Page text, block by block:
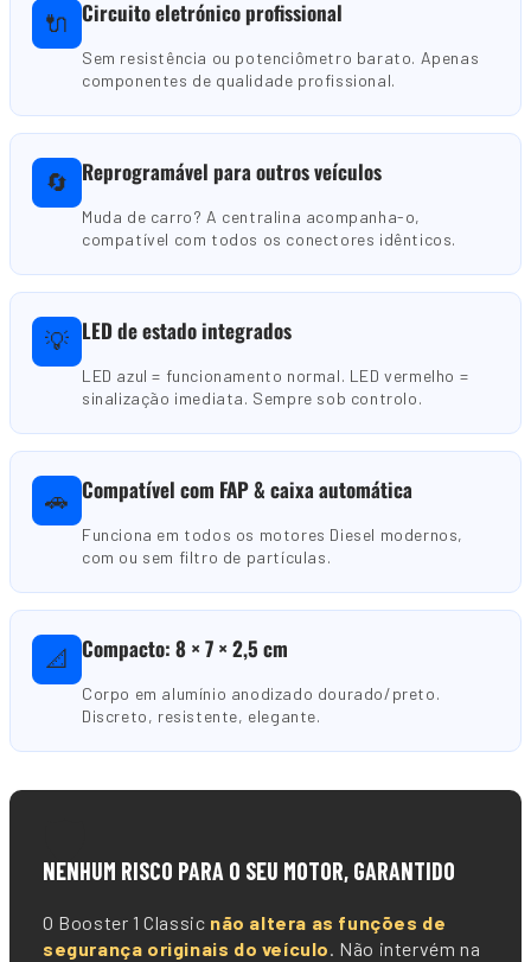
🔌 Circuito eletrónico profissional
Sem resistência ou potenciômetro barato. Apenas
componentes de qualidade profissional.
🔄 Reprogramável para outros veículos
Muda de carro? A centralina acompanha-o,
compatível com todos os conectores idênticos.
💡 LED de estado integrados
LED azul = funcionamento normal. LED vermelho =
sinalização imediata. Sempre sob controlo.
🚗 Compatível com FAP & caixa automática
Funciona em todos os motores Diesel modernos,
com ou sem filtro de partículas.
📐 Compacto: 8 × 7 × 2,5 cm
Corpo em alumínio anodizado dourado/preto.
Discreto, resistente, elegante.
NENHUM RISCO PARA O SEU MOTOR, GARANTIDO
O Booster 1 Classic não altera as funções de
segurança originais do veículo. Não intervém na